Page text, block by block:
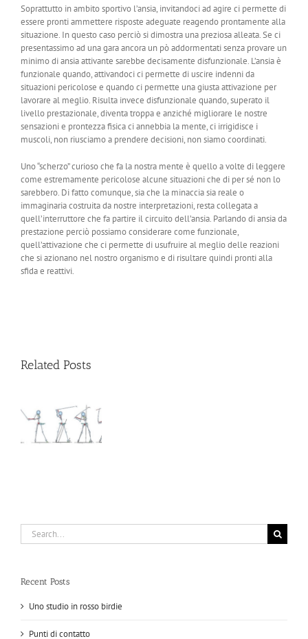
Soprattutto in ambito sportivo l’ansia, invitandoci ad agire ci permette di
essere pronti ammettere risposte adeguate reagendo prontamente alla
situazione. In questo caso perciò si dimostra una preziosa alleata. Se ci
presentassimo ad una gara ancora un pò addormentati senza provare un
minimo di ansia attivante sarebbe decisamente disfunzionale. L’ansia è
funzionale quando, attivandoci ci permette di uscire indenni da
situazioni pericolose e quando ci permette una giusta attivazione per
lavorare al meglio. Risulta invece disfunzionale quando, superato il
livello prestazionale, diventa troppa e anziché migliorare le nostre
sensazioni e prontezza fisica ci annebbia la mente, ci irrigidisce i
muscoli, non riusciamo a prendere decisioni, non siamo coordinati.
Uno “scherzo” curioso che fa la nostra mente è quello a volte di leggere
come estremamente pericolose alcune situazioni che di per sé non lo
sarebbero. Di fatto comunque, sia che la minaccia sia reale o
immaginaria costruita da nostre interpretazioni, resta collegata a
quell’interruttore che fa partire il circuito dell’ansia. Parlando di ansia da
prestazione perciò possiamo considerare come funzionale,
quell’attivazione che ci permette di usufruire al meglio delle reazioni
che si azionano nel nostro organismo e di risultare quindi pronti alla
sfida e reattivi.
Related Posts
Search
for:
Recent Posts
Uno studio in rosso birdie
Punti di contatto